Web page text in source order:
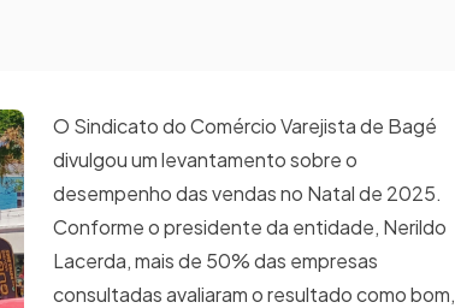
O Sindicato do Comércio Varejista de Bagé
divulgou um levantamento sobre o
desempenho das vendas no Natal de 2025.
Conforme o presidente da entidade, Nerildo
Lacerda, mais de 50% das empresas
consultadas avaliaram o resultado como bom,